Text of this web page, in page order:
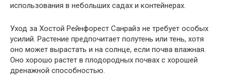
использования в небольших садах и контейнерах.
Уход за Хостой Рейнфорест Санрайз не требует особых
усилий. Растение предпочитает полутень или тень, хотя
оно может вырастать и на солнце, если почва влажная.
Оно хорошо растет в плодородных почвах с хорошей
дренажной способностью.